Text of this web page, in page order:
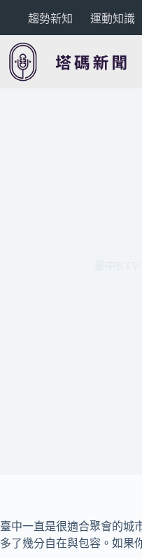
要
內
趨勢新知 運動知識
臺中一直是很適合聚會的城
多了幾分自在與包容。如果